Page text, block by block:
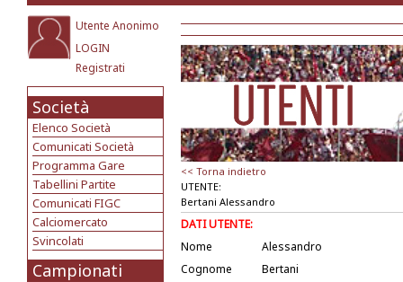
Utente Anonimo
LOGIN
Registrati
Società
Elenco Società
Comunicati Società
Programma Gare
Tabellini Partite
Comunicati FIGC
Calciomercato
Svincolati
Campionati
<< Torna indietro
UTENTE:
Bertani Alessandro
DATI UTENTE:
Nome
Alessandro
Cognome
Bertani